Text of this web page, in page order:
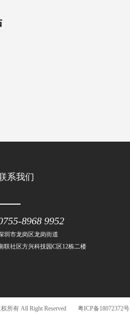
系我们
8968 9952
圳市龙岗区龙岗街道
联社区方兴科技园C区12栋二楼
所有 All Right Reserved 粤ICP备18072372号